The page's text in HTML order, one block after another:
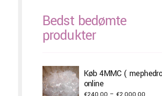
Bedst bedømte
produkter
Køb 4MMC (
online
Price